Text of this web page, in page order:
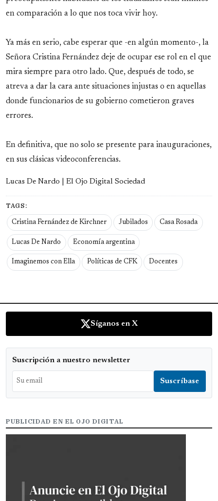
en comparación a lo que nos toca vivir hoy.
Ya más en serio, cabe esperar que -en algún momento-, la
Señora Cristina Fernández deje de ocupar ese rol en el que
mira siempre para otro lado. Que, después de todo, se
atreva a dar la cara ante situaciones injustas o en aquellas
donde funcionarios de su gobierno cometieron graves
errores.
En definitiva, que no solo se presente para inauguraciones,
en sus clásicas videoconferencias.
Lucas De Nardo | El Ojo Digital Sociedad
TAGS:
Cristina Fernández de Kirchner Jubilados Casa Rosada
Lucas De Nardo Economía argentina
Imaginemos con Ella Políticas de CFK Docentes
Síganos en X
Suscripción a nuestro newsletter
PUBLICIDAD EN EL OJO DIGITAL